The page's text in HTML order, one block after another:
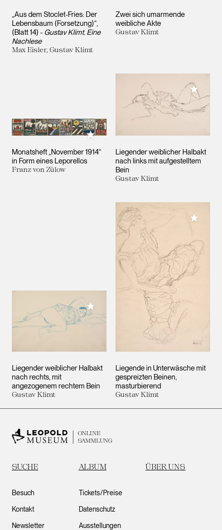
„Aus dem Stoclet-Fries: Der
Lebensbaum (Forsetzung)“,
(Blatt 14) - Gustav Klimt. Eine
Nachlese
Max Eisler, Gustav Klimt
Zwei sich umarmende
weibliche Akte
Gustav Klimt
Monatsheft „November 1914“
in Form eines Leporellos
Franz von Zülow
Meiner Sammlung hinzufügen
Liegender weiblicher Halbakt
nach links mit aufgestelltem
Bein
Gustav Klimt
Meiner
Liegender weiblicher Halbakt
nach rechts, mit
angezogenem rechtem Bein
Gustav Klimt
Meiner Sammlung hinzufügen
Liegende in Unterwäsche mit
gespreizten Beinen,
masturbierend
Gustav Klimt
Meiner
ONLINE
SAMMLUNG
SUCHE ALBUM ÜBER UNS
Besuch
Kontakt
Newsletter
Tickets/Preise
Datenschutz
Ausstellungen